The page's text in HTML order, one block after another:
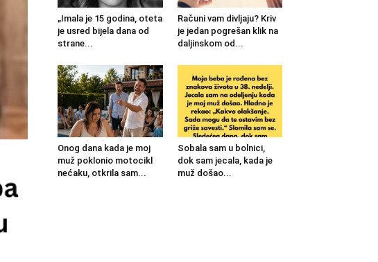
„Imala je 15 godina, oteta
je usred bijela dana od
strane...
Računi vam divljaju? Kriv
je jedan pogrešan klik na
daljinskom od...
Onog dana kada je moj
muž poklonio motocikl
nećaku, otkrila sam...
Sobala sam u bolnici,
dok sam jecala, kada je
muž došao...